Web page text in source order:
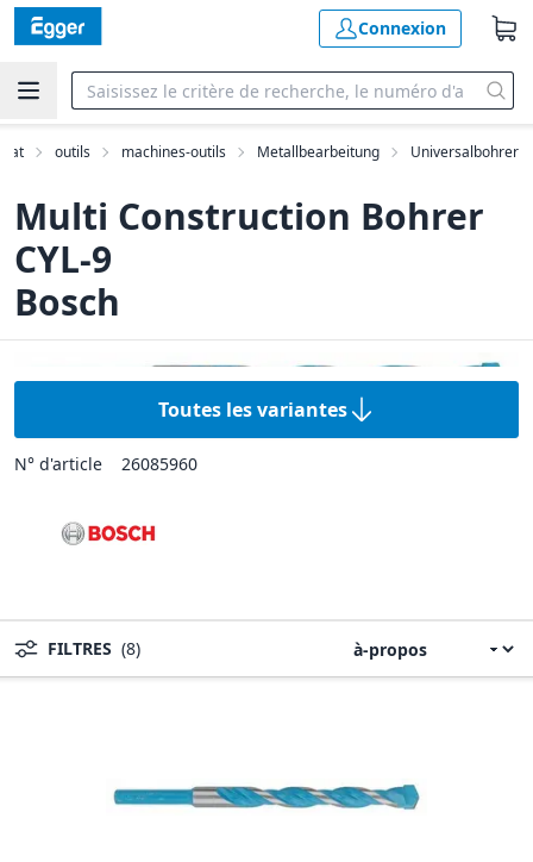
Connexion
outils machines-outils Metallbearbeitung Universalbohrer
Multi Construction Bohrer
CYL-9
Bosch
Toutes les variantes
N° d'article 26085960
FILTRES (8)